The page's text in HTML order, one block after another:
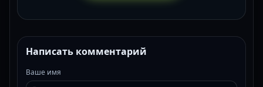
Написать комментарий
Ваше имя